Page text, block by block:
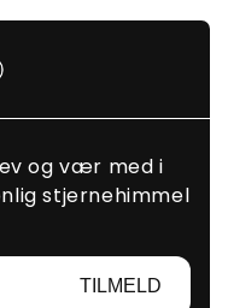
og vær med i
stjernehimmel
TILMELD